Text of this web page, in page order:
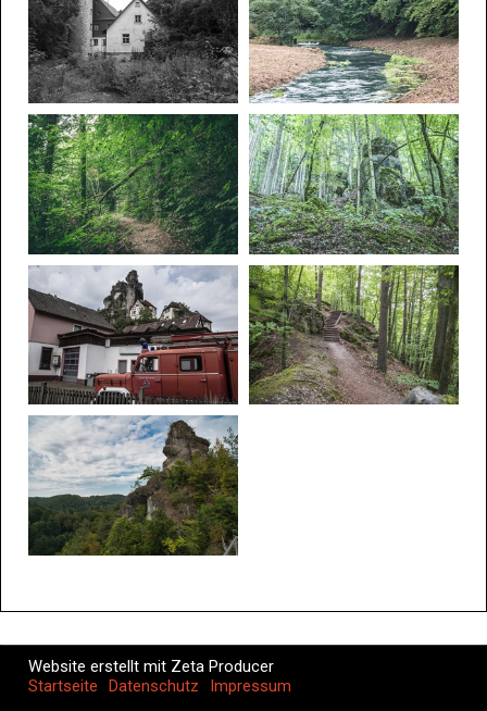
Website erstellt mit Zeta Producer
Startseite
Datenschutz Impressum